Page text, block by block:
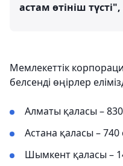
астам өтініш
Мемлекеттік
белсенді өңірлер
Алматы қаласы – 830
Астана қаласы – 740
Шымкент қаласы –